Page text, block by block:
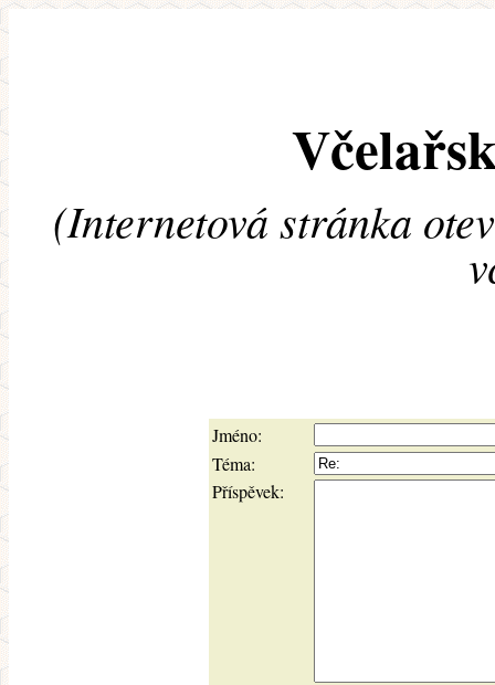
(Internetová stránka
Jméno:
Téma:
Příspěvek: